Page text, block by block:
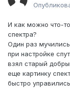
И как можно что-
спектра?
Один раз
при настройке
взял старый
еще картинку
быстро